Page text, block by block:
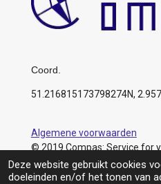
Deze website gebruikt cookies
doeleinden en/of het tonen van
Coord.
51.216815173798274N,
Algemene voorwaarden
© 2019 Compas: Service for
https://www.compas.be/